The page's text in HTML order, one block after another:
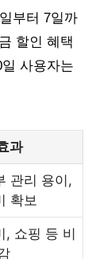
부터 7일까
할인 혜택
사용자는
과
관리 용이,
확보
, 쇼핑 등 비